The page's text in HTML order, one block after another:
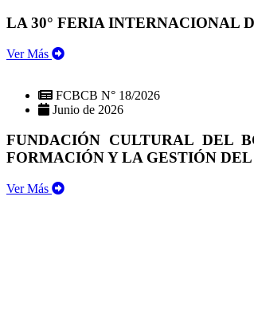
LA 30° FERIA INTERNACIONAL
Ver Más
FCBCB N° 18/2026
Junio de 2026
FUNDACIÓN CULTURAL DEL
FORMACIÓN Y LA GESTIÓN
Ver Más